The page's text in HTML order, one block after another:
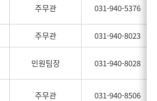
주무관 031-940-5376
주무관 031-940-8023
민원팀장 031-940-8028
주무관 031-940-8506